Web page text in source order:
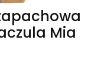
Mia